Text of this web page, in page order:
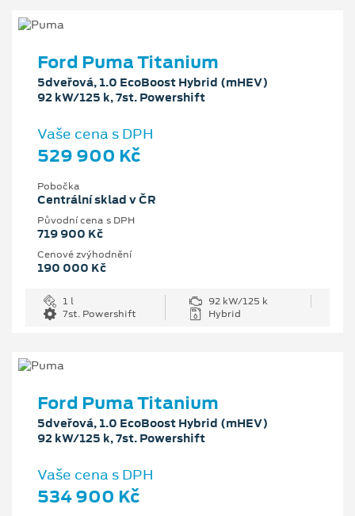
Ford Puma Titanium
5dveřová, 1.0 EcoBoost Hybrid (mHEV)
92 kW/125 k, 7st. Powershift
Vaše cena s DPH
529 900 Kč
Pobočka
Centrální sklad v ČR
Původní cena s DPH
719 900 Kč
Cenové zvýhodnění
190 000 Kč
1 l
92 kW/125 k
7st. Powershift
Hybrid
Ford Puma Titanium
5dveřová, 1.0 EcoBoost Hybrid (mHEV)
92 kW/125 k, 7st. Powershift
Vaše cena s DPH
534 900 Kč